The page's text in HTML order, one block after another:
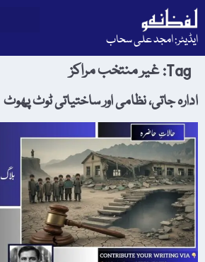
ایڈیٹر: امجد علی سحاب
Tag: غیر منتخب مراکز
ادارہ جاتی، نظامی اور ساختیاتی ٹوٹ پھوٹ